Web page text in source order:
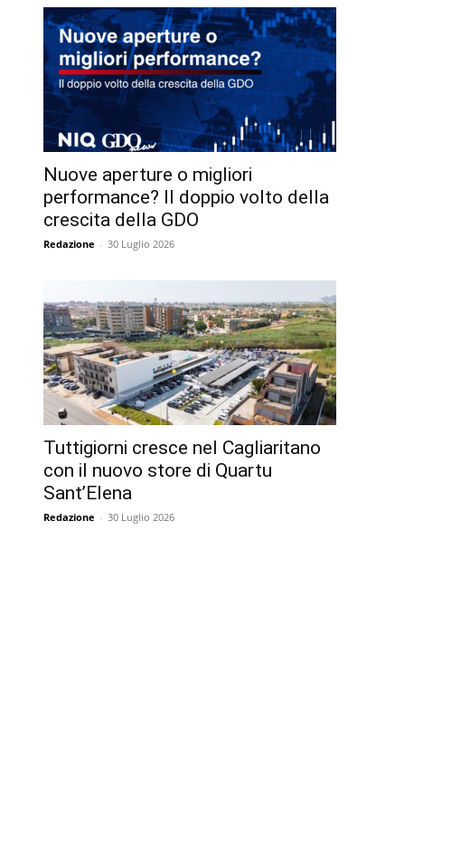
Nuove aperture o migliori
performance? Il doppio volto della
crescita della GDO
Redazione - 30 Luglio 2026
Tuttigiorni cresce nel Cagliaritano
con il nuovo store di Quartu
Sant’Elena
Redazione - 30 Luglio 2026